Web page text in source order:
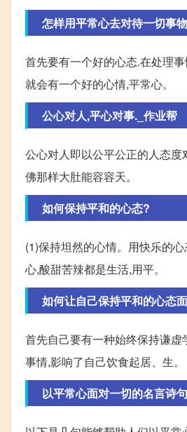
怎样用平常心去对待一切事
首先要有一个好的心态.在处理
就会有一个好的心情,平常心。
公心对人,平心对事._作业帮
公心对人即以公平公正的人态
佛那样大肚能容容天。
如何保持平和的心态?
(1)保持坦然的心情。用快乐的
心,酸甜苦辣都是生活,用平。
如何让自己保持平和的心态
首先自己要有一种始终保持谦
事情,影响了自己饮食起居、生。
以平常心面对一切的名言诗